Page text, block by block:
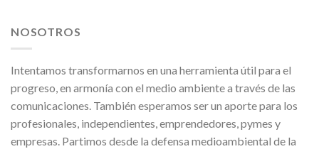
NOSOTROS
Intentamos transformarnos en una herramienta útil para el
progreso, en armonía con el medio ambiente a través de las
comunicaciones. También esperamos ser un aporte para los
profesionales, independientes, emprendedores, pymes y
empresas. Partimos desde la defensa medioambiental de la